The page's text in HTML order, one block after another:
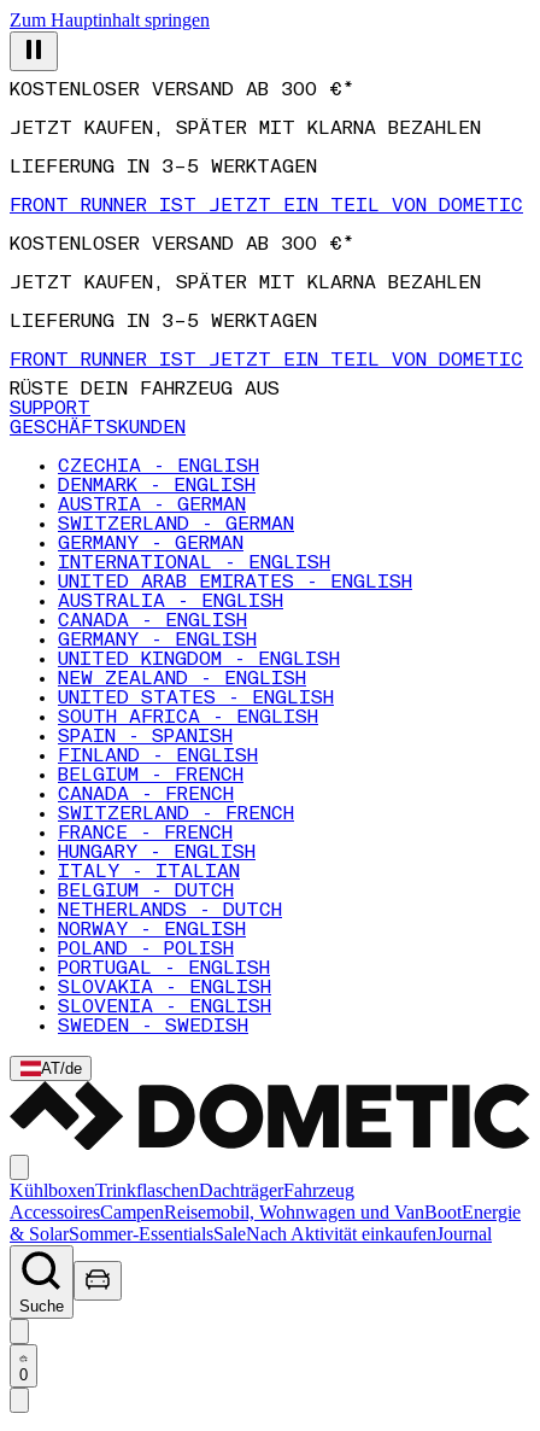
Zum Hauptinhalt springen
JETZT KAUFEN, SPÄTER MIT KLARNA BEZAHLEN
LIEFERUNG IN 3–5 WERKTAGEN
FRONT RUNNER IST JETZT EIN TEIL VON DOMETIC
KOSTENLOSER VERSAND AB 300 €*
JETZT KAUFEN, SPÄTER MIT KLARNA BEZAHLEN
LIEFERUNG IN 3–5 WERKTAGEN
FRONT RUNNER IST JETZT EIN TEIL VON DOMETIC
RÜSTE DEIN FAHRZEUG AUS
SUPPORT
GESCHÄFTSKUNDEN
CZECHIA - ENGLISH
DENMARK - ENGLISH
AUSTRIA - GERMAN
SWITZERLAND - GERMAN
GERMANY - GERMAN
INTERNATIONAL - ENGLISH
UNITED ARAB EMIRATES - ENGLISH
AUSTRALIA - ENGLISH
CANADA - ENGLISH
GERMANY - ENGLISH
UNITED KINGDOM - ENGLISH
NEW ZEALAND - ENGLISH
UNITED STATES - ENGLISH
SOUTH AFRICA - ENGLISH
SPAIN - SPANISH
FINLAND - ENGLISH
BELGIUM - FRENCH
CANADA - FRENCH
SWITZERLAND - FRENCH
FRANCE - FRENCH
HUNGARY - ENGLISH
ITALY - ITALIAN
BELGIUM - DUTCH
NETHERLANDS - DUTCH
NORWAY - ENGLISH
POLAND - POLISH
PORTUGAL - ENGLISH
SLOVAKIA - ENGLISH
SLOVENIA - ENGLISH
SWEDEN - SWEDISH
AT/de
KühlboxenTrinkflaschenDachträgerFahrzeug
AccessoiresCampenReisemobil, Wohnwagen und VanBootEnergie
& SolarSommer-EssentialsSaleNach Aktivität einkaufenJournal
Suche
0